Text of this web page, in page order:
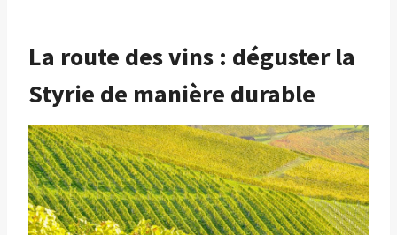
La route des vins : déguster la
Styrie de manière durable